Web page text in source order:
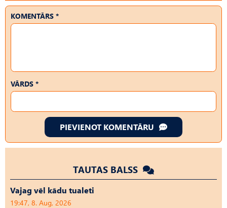
KOMENTĀRS *
VĀRDS *
PIEVIENOT KOMENTĀRU
TAUTAS BALSS
Vajag vēl kādu tualeti
19:47, 8. Aug, 2026